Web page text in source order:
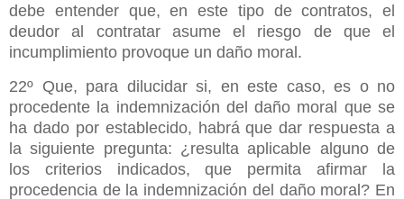
debe entender que, en este tipo de contratos, el
deudor al contratar asume el riesgo de que el
incumplimiento provoque un daño moral.
22º Que, para dilucidar si, en este caso, es o no
procedente la indemnización del daño moral que se
ha dado por establecido, habrá que dar respuesta a
la siguiente pregunta: ¿resulta aplicable alguno de
los criterios indicados, que permita afirmar la
procedencia de la indemnización del daño moral? En